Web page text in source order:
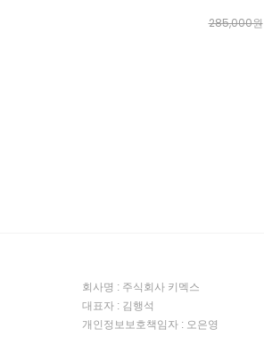
285,000원
회사명 : 주식회사 키멕스
대표자 : 김행석
개인정보보호책임자 : 오은영